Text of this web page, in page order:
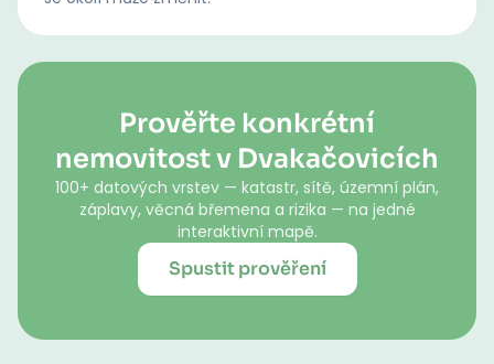
Prověřte konkrétní
nemovitost v Dvakačovicích
100+ datových vrstev — katastr, sítě, územní plán,
záplavy, věcná břemena a rizika — na jedné
interaktivní mapě.
Spustit prověření